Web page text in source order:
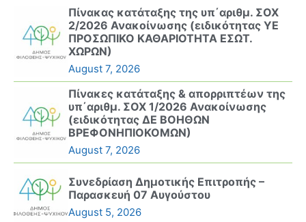
Πίνακας κατάταξης της υπ΄αριθμ. ΣΟΧ
2/2026 Ανακοίνωσης (ειδικότητας ΥΕ
ΠΡΟΣΩΠΙΚΟ ΚΑΘΑΡΙΟΤΗΤΑ ΕΣΩΤ.
ΧΩΡΩΝ)
August 7, 2026
Πίνακες κατάταξης & απορριπτέων της
υπ΄αριθμ. ΣΟΧ 1/2026 Ανακοίνωσης
(ειδικότητας ΔΕ ΒΟΗΘΩΝ
ΒΡΕΦΟΝΗΠΙΟΚΟΜΩΝ)
August 7, 2026
Συνεδρίαση Δημοτικής Επιτροπής –
Παρασκευή 07 Αυγούστου
August 5, 2026